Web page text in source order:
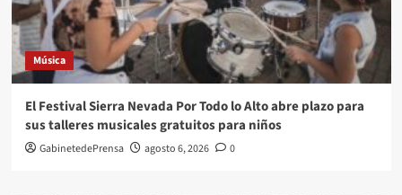
Música
El Festival Sierra Nevada Por Todo lo Alto abre plazo para
sus talleres musicales gratuitos para niños
GabinetedePrensa agosto 6, 2026 0